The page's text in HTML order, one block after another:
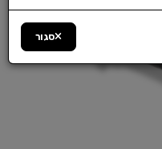
סגור